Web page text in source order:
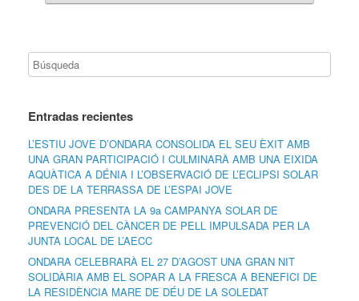
Entradas recientes
L’ESTIU JOVE D’ONDARA CONSOLIDA EL SEU ÈXIT AMB
UNA GRAN PARTICIPACIÓ I CULMINARÀ AMB UNA EIXIDA
AQUÀTICA A DÉNIA I L’OBSERVACIÓ DE L’ECLIPSI SOLAR
DES DE LA TERRASSA DE L’ESPAI JOVE
ONDARA PRESENTA LA 9a CAMPANYA SOLAR DE
PREVENCIÓ DEL CÀNCER DE PELL IMPULSADA PER LA
JUNTA LOCAL DE L’AECC
ONDARA CELEBRARÀ EL 27 D’AGOST UNA GRAN NIT
SOLIDÀRIA AMB EL SOPAR A LA FRESCA A BENEFICI DE
LA RESIDÈNCIA MARE DE DÉU DE LA SOLEDAT